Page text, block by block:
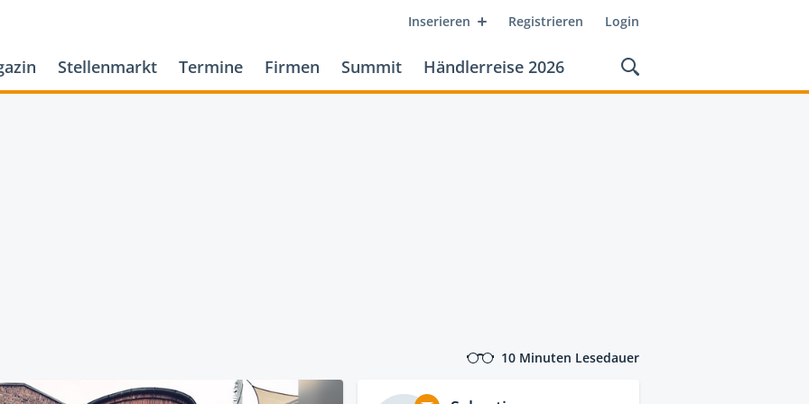
Inserieren Registrieren Login
Stellenmarkt Termine Firmen Summit Händlerreise 2026
10 Minuten Lesedauer